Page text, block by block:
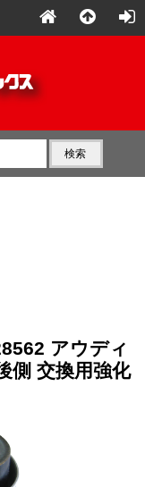
アウディ
側 交換用強化